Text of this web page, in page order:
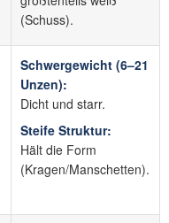
(Schuss).
Schwergewicht (6–21
Unzen):
Dicht und starr.
Steife Struktur:
Hält die Form
(Kragen/Manschetten).